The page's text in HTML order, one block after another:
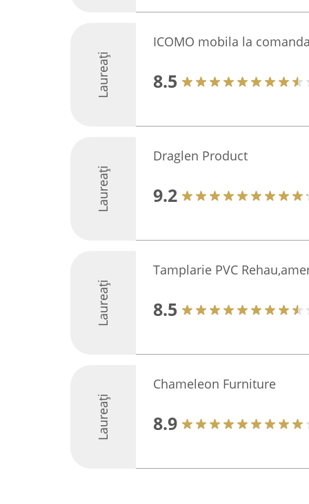
Laureați
ICOMO mobila la
8.5
Laureați
Draglen Product
9.2
Laureați
Tamplarie PVC
8.5
Laureați
Chameleon Furniture
8.9